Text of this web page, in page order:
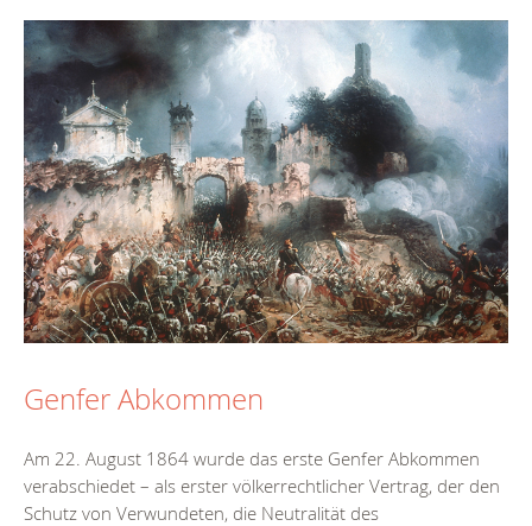
Genfer Abkommen
Am 22. August 1864 wurde das erste Genfer Abkommen
verabschiedet – als erster völkerrechtlicher Vertrag, der den
Schutz von Verwundeten, die Neutralität des